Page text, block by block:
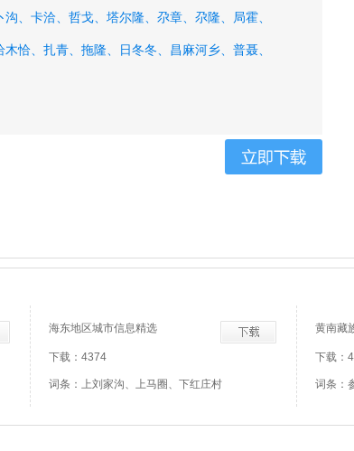
沟、 卡洽、 哲戈、 塔尔隆、 尕章、 尕隆、 局霍、
木恰、 扎青、 拖隆、 日冬冬、 昌麻河乡、 普聂、
海东地区城市信息精选
下载：4374
词条：上刘家沟、上马圈、下红庄村
黄南藏
下载：
词条：